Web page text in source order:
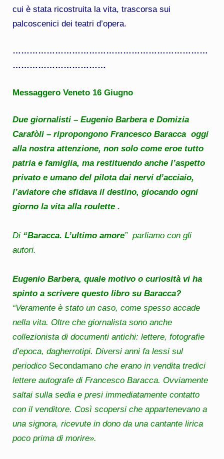
cui è stata ricostruita la vita, trascorsa sui
palcoscenici dei teatri d’opera.
……………………………………………………………
……………………………
Messaggero Veneto 16 Giugno
Due giornalisti – Eugenio Barbera e Domizia
Carafòli – ripropongono Francesco Baracca oggi
alla nostra attenzione, non solo come eroe tutto
patria e famiglia, ma restituendo anche l’aspetto
privato e umano del pilota dai nervi d’acciaio,
l’aviatore che sfidava il destino, giocando ogni
giorno la vita alla roulette .
Di “Baracca. L’ultimo amore” parliamo con gli
autori.
Eugenio Barbera, quale motivo o curiosità vi ha
spinto a scrivere questo libro su Baracca?
“Veramente è stato un caso, come spesso accade
nella vita. Oltre che giornalista sono anche
collezionista di documenti antichi: lettere, fotografie
d’epoca, dagherrotipi. Diversi anni fa lessi sul
periodico Secondamanoche erano in vendita tredici
lettere autografe di Francesco Baracca. Ovviamente
saltai sulla sedia e presi immediatamente contatto
con il venditore. Così scopersi che appartenevano a
una signora, ricevute in dono da una cantante lirica
poco prima di morire».